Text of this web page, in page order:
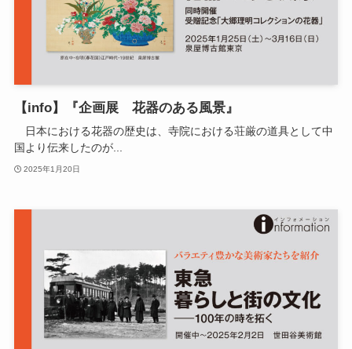
【info】『企画展 花器のある風景』
日本における花器の歴史は、寺院における荘厳の道具として中
国より伝来したのが...
2025年1月20日